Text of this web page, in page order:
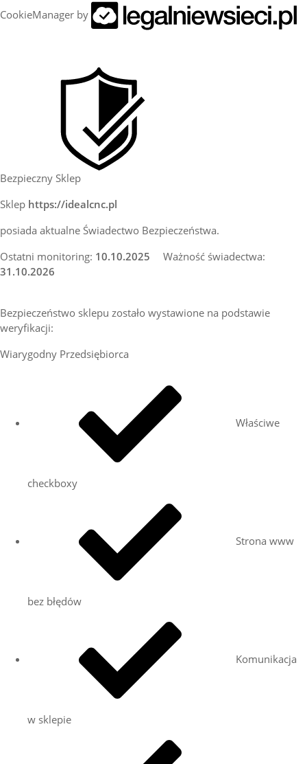
CookieManager by
Bezpieczny Sklep
Sklep https://idealcnc.pl
posiada aktualne Świadectwo Bezpieczeństwa.
Ostatni monitoring: 10.10.2025
Ważność świadectwa:
31.10.2026
Bezpieczeństwo sklepu zostało wystawione na podstawie
weryfikacji:
Wiarygodny Przedsiębiorca
Właściwe
checkboxy
Strona www
bez błędów
Komunikacja
w sklepie